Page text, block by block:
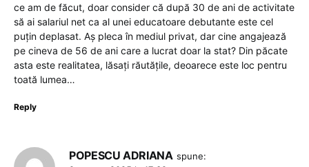
ce am de făcut, doar consider că după 30 de ani de activitate
să ai salariul net ca al unei educatoare debutante este cel
puțin deplasat. Aș pleca în mediul privat, dar cine angajează
pe cineva de 56 de ani care a lucrat doar la stat? Din păcate
asta este realitatea, lăsați răutățile, deoarece este loc pentru
toată lumea…
Reply
POPESCU ADRIANA spune: